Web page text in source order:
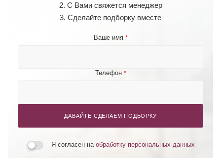
2. С Вами свяжется менеджер
3. Сделайте подборку вместе
Ваше имя *
Телефон *
ДАВАЙТЕ СДЕЛАЕМ ПОДБОРКУ
Я согласен на обработку персональных данных